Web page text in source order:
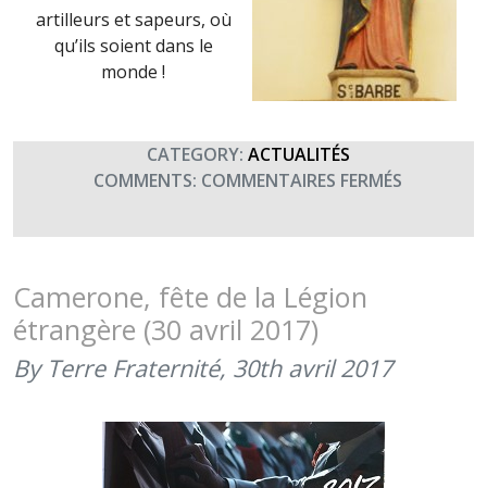
artilleurs et sapeurs, où
qu’ils soient dans le
monde !
CATEGORY: ACTUALITÉS
COMMENTS: COMMENTAIRES FERMÉS
BARBE,
Camerone, fête de la Légion
étrangère (30 avril 2017)
By Terre Fraternité, 30th avril 2017